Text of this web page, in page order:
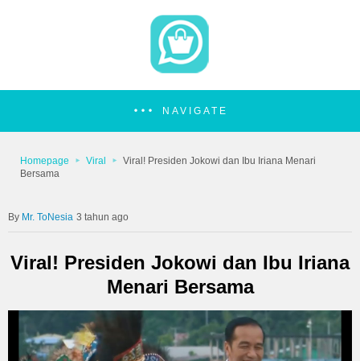
NAVIGATE
Homepage Viral
Viral! Presiden Jokowi dan Ibu Iriana Menari
Bersama
Mr. ToNesia 3 tahun ago
Viral! Presiden Jokowi dan Ibu Iriana
Menari Bersama